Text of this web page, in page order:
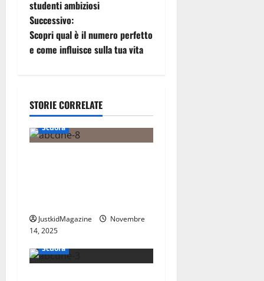
v
i
z
i
e
a
r
studenti ambiziosi
Successivo:
Scopri qual è il numero perfetto
e come influisce sulla tua vita
STORIE CORRELATE
Scuola
JustkidMagazine
Novembre
14, 2025
Scuola